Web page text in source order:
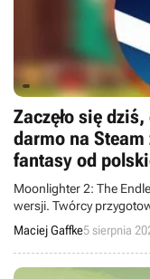
Zaczęło się
darmo na Steam
fantasy od
okazji ważnego
Moonlighter 2: The
wersji. Twórcy
którzy nie mieli okazji
Maciej Gaffke5 sierpnia